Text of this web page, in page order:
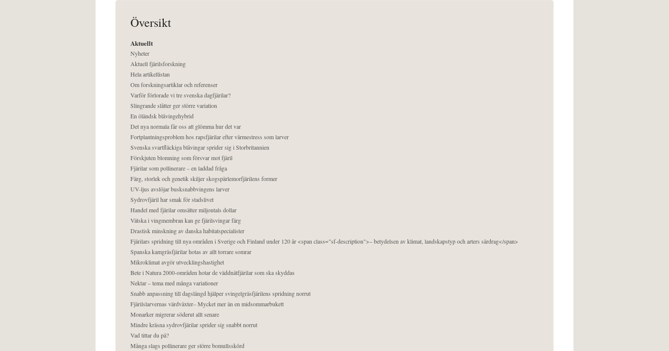
Översikt
Aktuellt
Nyheter
Aktuell fjärilsforskning
Hela artikellistan
Om forskningsartiklar och referenser
Varför förlorade vi tre svenska dagfjärilar?
Slingrande slåtter ger större variation
En öländsk blåvingehybrid
Det nya normala får oss att glömma hur det var
Fortplantningsproblem hos rapsfjärilar efter värmestress som larver
Svenska svartfläckiga blåvingar sprider sig i Storbritannien
Förskjuten blomning som försvar mot fjäril
Fjärilar som pollinerare – en laddad fråga
Färg, storlek och genetik skiljer skogspärlemorfjärilens former
UV-ljus avslöjar busksnabbvingens larver
Sydrovfjäril har smak för stadslivet
Handel med fjärilar omsätter miljontals dollar
Vätska i vingmembran kan ge fjärilsvingar färg
Drastisk minskning av danska habitatspecialister
Fjärilars spridning till nya områden i Sverige och Finland under 120 år <span class="sf-description">– betydelsen av klimat, landskapstyp och arters särdrag</span>
Spanska kamgräsfjärilar hotas av allt torrare somrar
Mikroklimat avgör utvecklingshastighet
Bete i Natura 2000-områden hotar de väddnätfjärilar som ska skyddas
Nektar – tema med många variationer
Snabb anpassning till dagslängd hjälper svingelgräsfjärilens spridning norrut
Fjärilslarvernas värdväxter– Mycket mer än en midsommarbukett
Monarker migrerar söderut allt senare
Mindre kräsna sydrovfjärilar sprider sig snabbt norrut
Vad tittar du på?
Många slags pollinerare ger större bomullsskörd